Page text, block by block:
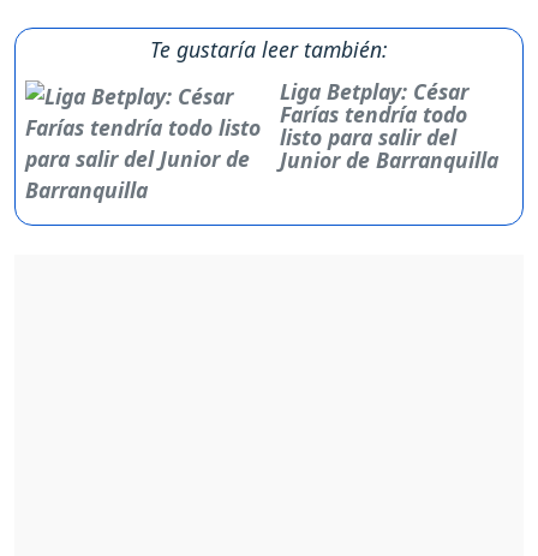
Te gustaría leer también:
Liga Betplay: César
Farías tendría todo
listo para salir del
Junior de Barranquilla